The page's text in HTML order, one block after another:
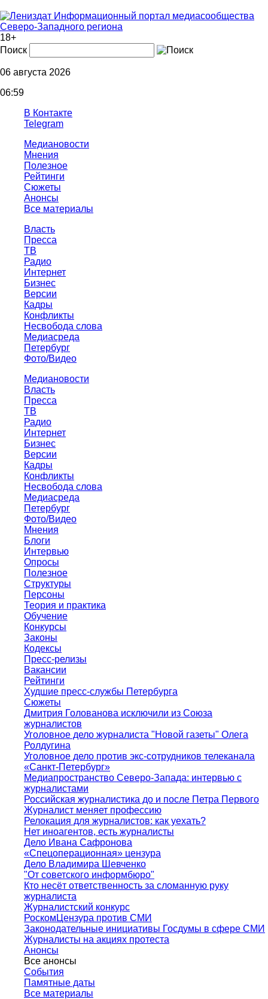
Информационный портал медиасообщества
Северо-Западного региона
18+
Поиск
06 августа 2026
06:59
В Контакте
Telegram
Медиановости
Мнения
Полезное
Рейтинги
Сюжеты
Анонсы
Все материалы
Власть
Пресса
ТВ
Радио
Интернет
Бизнес
Версии
Кадры
Конфликты
Несвобода слова
Медиасреда
Петербург
Фото/Видео
Медиановости
Власть
Пресса
ТВ
Радио
Интернет
Бизнес
Версии
Кадры
Конфликты
Несвобода слова
Медиасреда
Петербург
Фото/Видео
Мнения
Блоги
Интервью
Опросы
Полезное
Структуры
Персоны
Теория и практика
Обучение
Конкурсы
Законы
Кодексы
Пресс-релизы
Вакансии
Рейтинги
Худшие пресс-службы Петербурга
Сюжеты
Дмитрия Голованова исключили из Союза
журналистов
Уголовное дело журналиста "Новой газеты" Олега
Ролдугина
Уголовное дело против экс-сотрудников телеканала
«Санкт-Петербург»
Медиапространство Северо-Запада: интервью с
журналистами
Российская журналистика до и после Петра Первого
Журналист меняет профессию
Релокация для журналистов: как уехать?
Нет иноагентов, есть журналисты
Дело Ивана Сафронова
«Спецоперационная» цензура
Дело Владимира Шевченко
"От советского информбюро"
Кто несёт ответственность за сломанную руку
журналиста
Журналистский конкурс
РоскомЦензура против СМИ
Законодательные инициативы Госдумы в сфере СМИ
Журналисты на акциях протеста
Анонсы
Все анонсы
События
Памятные даты
Все материалы